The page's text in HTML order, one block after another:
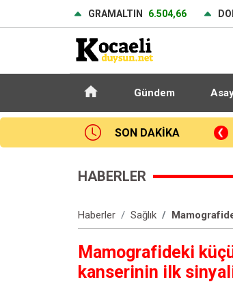
GRAMALTIN 6.504,66
Gündem
SON DAKİKA
HABERLER
Haberler Sağlık
Mamografideki
kanserinin ilk